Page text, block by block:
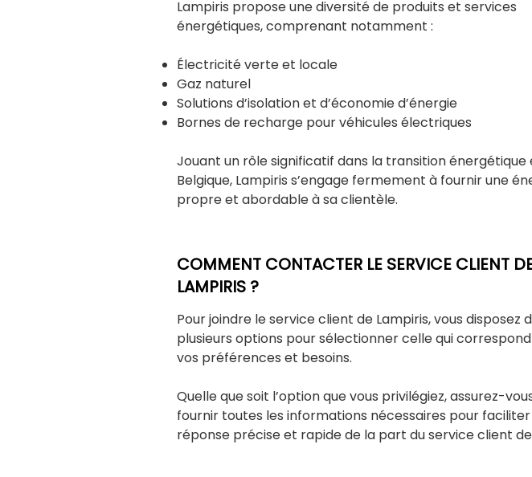
Lampiris propose une diversité de produits et services
énergétiques, comprenant notamment :
Électricité verte et locale
Gaz naturel
Solutions d’isolation et d’économie d’énergie
Bornes de recharge pour véhicules électriques
Jouant un rôle significatif dans la transition énergétique
Belgique, Lampiris s’engage fermement à fournir une
propre et abordable à sa clientèle.
COMMENT CONTACTER LE SERVICE CLIENT
LAMPIRIS ?
Pour joindre le service client de Lampiris, vous disposez
plusieurs options pour sélectionner celle qui
vos préférences et besoins.
Quelle que soit l’option que vous privilégiez, assurez-
fournir toutes les informations nécessaires pour
réponse précise et rapide de la part du service client de